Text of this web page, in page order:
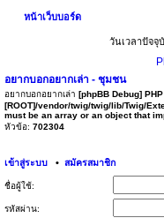
หน้าเว็บบอร์ด
วันเวลาปัจจุ
อยากบอกอยากเล่า - ชุมชน
อยากบอกอยากเล่า [phpBB Debug]
[ROOT]/vendor/twig/twig/lib/Twig/
must be an array or an object that
หัวข้อ: 702304
เข้าสู่ระบบ • สมัครสมาชิก
ชื่อผู้ใช้:
รหัสผ่าน: